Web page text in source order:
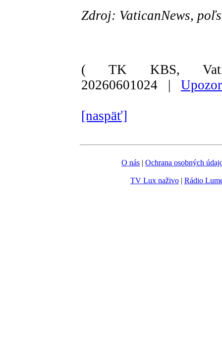
Zdroj: VaticanNews,
( TK KBS,
20260601024 |
[naspäť]
O nás | Ochrana osobných
TV Lux naživo| Rádio